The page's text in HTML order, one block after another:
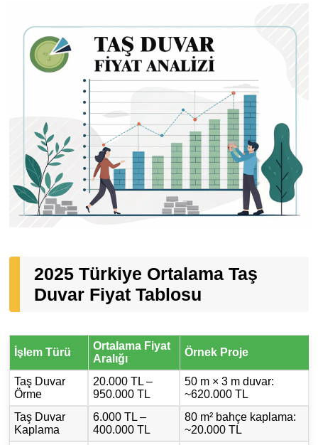
2025 Türkiye Ortalama Taş
Duvar Fiyat Tablosu
İşlem Türü
Ortalama Fiyat
Aralığı
Örnek Proje
Taş Duvar
Örme
20.000 TL –
950.000 TL
50 m × 3 m duvar:
~620.000 TL
Taş Duvar
Kaplama
6.000 TL –
400.000 TL
80 m² bahçe kaplama:
~20.000 TL